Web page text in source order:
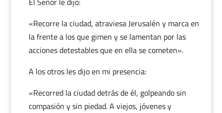
«Recorre la ciudad, atraviesa Jerusalén y marca en
la frente a los que gimen y se lamentan por las
acciones detestables que en ella se cometen».
A los otros les dijo en mi presencia:
«Recorred la ciudad detrás de él, golpeando sin
compasión y sin piedad. A viejos, jóvenes y